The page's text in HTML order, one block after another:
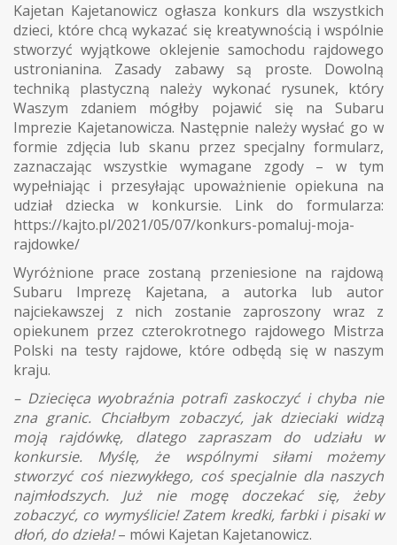
Kajetan Kajetanowicz ogłasza konkurs dla wszystkich
dzieci, które chcą wykazać się kreatywnością i wspólnie
stworzyć wyjątkowe oklejenie samochodu rajdowego
ustronianina. Zasady zabawy są proste. Dowolną
techniką plastyczną należy wykonać rysunek, który
Waszym zdaniem mógłby pojawić się na Subaru
Imprezie Kajetanowicza. Następnie należy wysłać go w
formie zdjęcia lub skanu przez specjalny formularz,
zaznaczając wszystkie wymagane zgody – w tym
wypełniając i przesyłając upoważnienie opiekuna na
udział dziecka w konkursie. Link do formularza:
https://kajto.pl/2021/05/07/konkurs-pomaluj-moja-
rajdowke/
Wyróżnione prace zostaną przeniesione na rajdową
Subaru Imprezę Kajetana, a autorka lub autor
najciekawszej z nich zostanie zaproszony wraz z
opiekunem przez czterokrotnego rajdowego Mistrza
Polski na testy rajdowe, które odbędą się w naszym
kraju.
– Dziecięca wyobraźnia potrafi zaskoczyć i chyba nie
zna granic. Chciałbym zobaczyć, jak dzieciaki widzą
moją rajdówkę, dlatego zapraszam do udziału w
konkursie. Myślę, że wspólnymi siłami możemy
stworzyć coś niezwykłego, coś specjalnie dla naszych
najmłodszych. Już nie mogę doczekać się, żeby
zobaczyć, co wymyślicie! Zatem kredki, farbki i pisaki w
dłoń, do dzieła!– mówi Kajetan Kajetanowicz.